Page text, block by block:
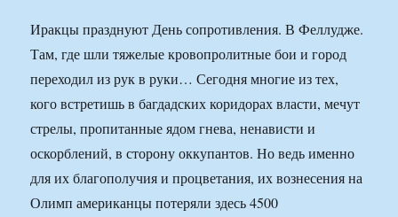
Иракцы празднуют День сопротивления. В Феллудже.
Там, где шли тяжелые кровопролитные бои и город
переходил из рук в руки… Сегодня многие из тех,
кого встретишь в багдадских коридорах власти, мечут
стрелы, пропитанные ядом гнева, ненависти и
оскорблений, в сторону оккупантов. Но ведь именно
для их благополучия и процветания, их вознесения на
Олимп американцы потеряли здесь 4500